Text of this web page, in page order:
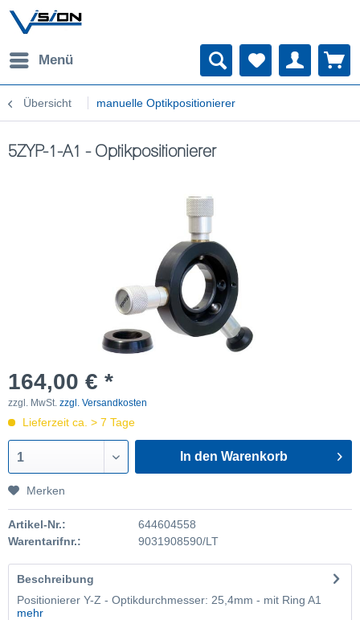
Menü
Übersicht manuelle Optikpositionierer
5ZYP-1-A1 - Optikpositionierer
164,00 € *
zzgl. MwSt. zzgl. Versandkosten
Lieferzeit ca. > 7 Tage
1 In den Warenkorb
Merken
Artikel-Nr.:
644604558
Warentarifnr.:
9031908590/LT
Beschreibung
Positionierer Y-Z - Optikdurchmesser: 25,4mm - mit Ring A1
mehr